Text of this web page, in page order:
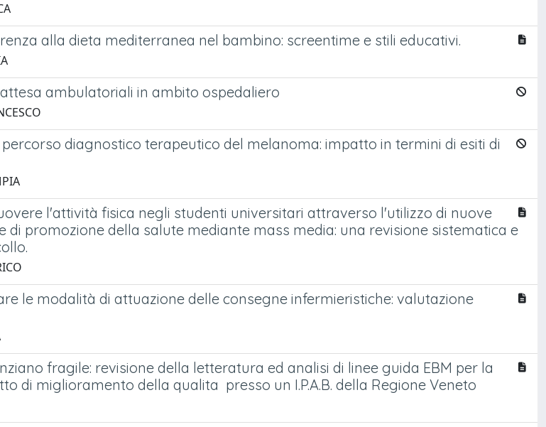
alla dieta mediterranea nel bambino: screentime e stili educativi.
ambulatoriali in ambito ospedaliero
diagnostico terapeutico del melanoma: impatto in termini di esiti di
l'attività fisica negli studenti universitari attraverso l'utilizzo di nuove
di promozione della salute mediante mass media: una revisione sistematica e
le modalità di attuazione delle consegne infermieristiche: valutazione
fragile: revisione della letteratura ed analisi di linee guida EBM per la
di miglioramento della qualita presso un I.P.A.B. della Regione Veneto